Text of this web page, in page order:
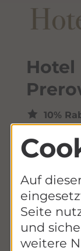
Hotel
10%
erhalten
nicht mit
In den
sich die
Auf
Seite
und
weitere